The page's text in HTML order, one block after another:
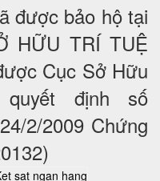
được bảo hộ tại
HỮU TRÍ TUỆ
Cục Sở Hữu
định số
2/2009 Chứng